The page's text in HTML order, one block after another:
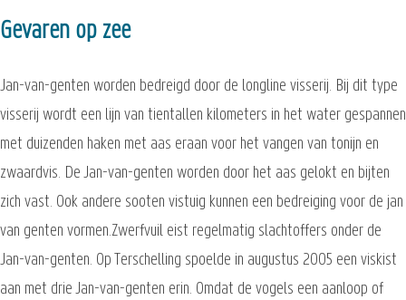
Gevaren op zee
Jan-van-genten worden bedreigd door de longline visserij. Bij dit type
visserij wordt een lijn van tientallen kilometers in het water gespannen
met duizenden haken met aas eraan voor het vangen van tonijn en
zwaardvis. De Jan-van-genten worden door het aas gelokt en bijten
zich vast. Ook andere sooten vistuig kunnen een bedreiging voor de jan
van genten vormen.Zwerfvuil eist regelmatig slachtoffers onder de
Jan-van-genten. Op Terschelling spoelde in augustus 2005 een viskist
aan met drie Jan-van-genten erin. Omdat de vogels een aanloop of